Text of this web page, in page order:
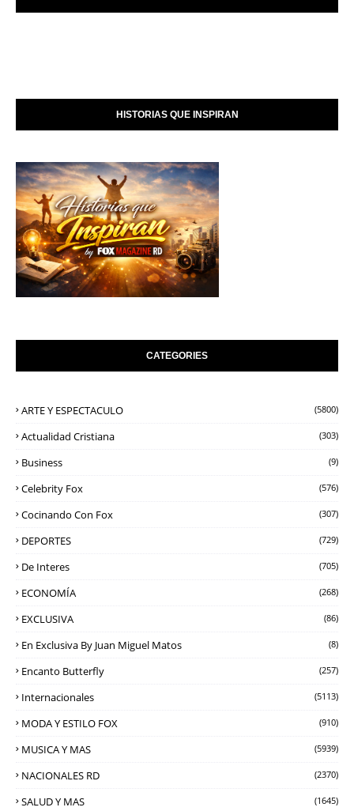
HISTORIAS QUE INSPIRAN
CATEGORIES
ARTE Y ESPECTACULO (5800)
Actualidad Cristiana (303)
Business (9)
Celebrity Fox (576)
Cocinando Con Fox (307)
DEPORTES (729)
De Interes (705)
ECONOMÍA (268)
EXCLUSIVA (86)
En Exclusiva By Juan Miguel Matos (8)
Encanto Butterfly (257)
Internacionales (5113)
MODA Y ESTILO FOX (910)
MUSICA Y MAS (5939)
NACIONALES RD (2370)
SALUD Y MAS (1645)